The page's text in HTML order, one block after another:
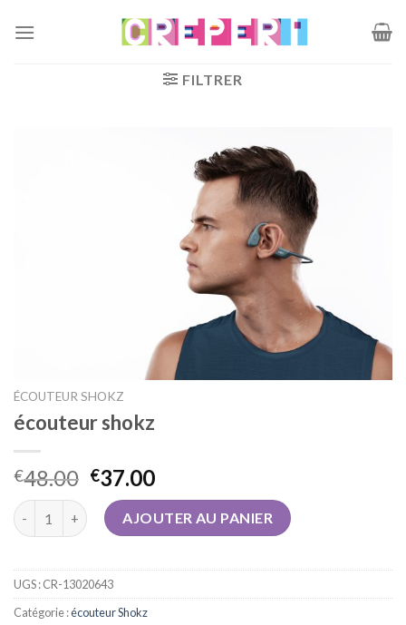
FILTRER
ÉCOUTEUR SHOKZ
écouteur shokz
€48.00 €37.00
quantité de écouteur shokzAJOUTER AU PANIER
UGS :CR-13020643
Catégorie :écouteur Shokz